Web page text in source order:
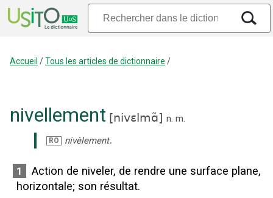
Accueil /Tous les articles de dictionnaire /
nivellement [nivɛlmɑ̃] n. m.
RO nivèlement.
1
Action de niveler, de rendre une surface plane,
horizontale; son résultat.